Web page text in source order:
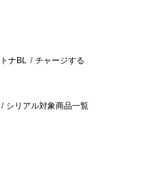
ナBL チャージする
シリアル対象商品一覧